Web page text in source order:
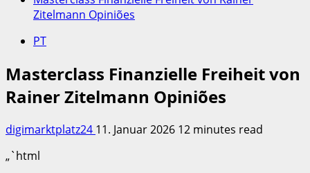
Zitelmann Opiniões
PT
Masterclass Finanzielle Freiheit von
Rainer Zitelmann Opiniões
digimarktplatz24 11. Januar 2026 12 minutes read
„`html